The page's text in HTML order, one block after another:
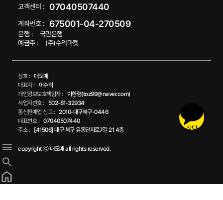
상담
고객센터 : 07040507440
계좌번호 : 675001-04-270509
은행 :
국민은행
예금주 :
(주)수익마켓
상호 : 대도매
대표자 :
이수익
개인정보보호책임자 :
이한령(toz99@naver.com)
사업자번호 :
502-81-32934
통신판매업 신고 : 2010-대구북구-0446
대표번호 : 07040507440
주소 :
[41506] 대구 북구 유통단지로7길 21 4층
copyright ⓒ 대도매 all rights reserved.